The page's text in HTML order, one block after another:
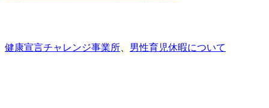
健康宣言チャレンジ事業所 男性育児休暇について